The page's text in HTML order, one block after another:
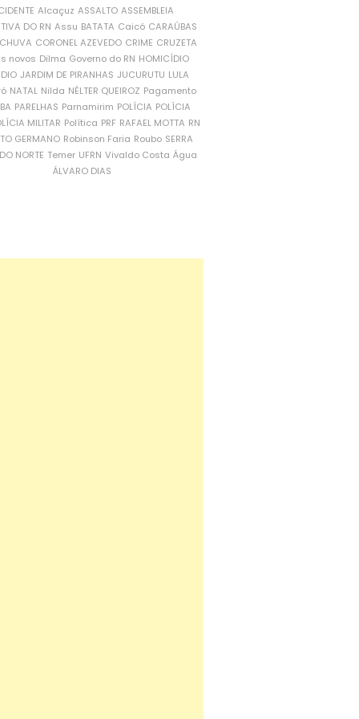
Alcaçuz ASSALTO ASSEMBLEIA
DO RN Assu BATATA Caicó CARAÚBAS
CORONEL AZEVEDO CRIME CRUZETA
novos Dilma Governo do RN HOMICÍDIO
JARDIM DE PIRANHAS JUCURUTU LULA
NATAL Nilda NÉLTER QUEIROZ Pagamento
PARELHAS Parnamirim POLÍCIA POLÍCIA
MILITAR Política PRF RAFAEL MOTTA RN
GERMANO Robinson Faria Roubo SERRA
NORTE Temer UFRN Vivaldo Costa Água
ÁLVARO DIAS